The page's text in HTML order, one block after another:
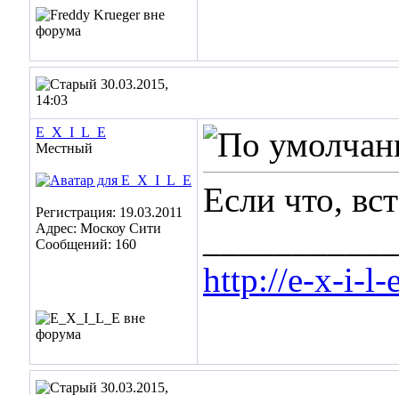
30.03.2015,
14:03
E_X_I_L_E
Местный
Регистрация: 19.03.2011
Адрес: Москоу Сити
Сообщений: 160
Если что,
http://e-x-i-l-
30.03.2015,